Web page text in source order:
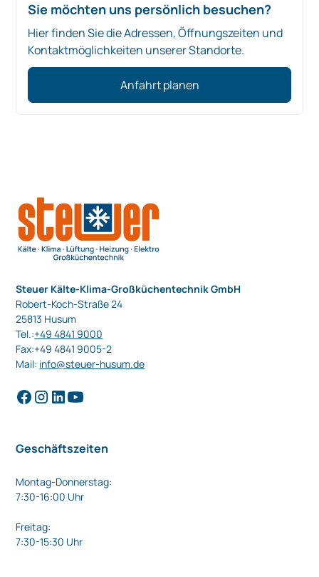
Sie möchten uns persönlich besuchen?
Hier finden Sie die Adressen, Öffnungszeiten und
Kontaktmöglichkeiten unserer Standorte.
Anfahrt planen
Steuer Kälte-Klima-Großküchentechnik GmbH
Robert-Koch-Straße 24
25813 Husum
Tel.:+49 4841 9000
Fax:+49 4841 9005-2
Mail: info@steuer-husum.de
Geschäftszeiten
Montag-Donnerstag:
7:30-16:00 Uhr
Freitag:
7:30-15:30 Uhr